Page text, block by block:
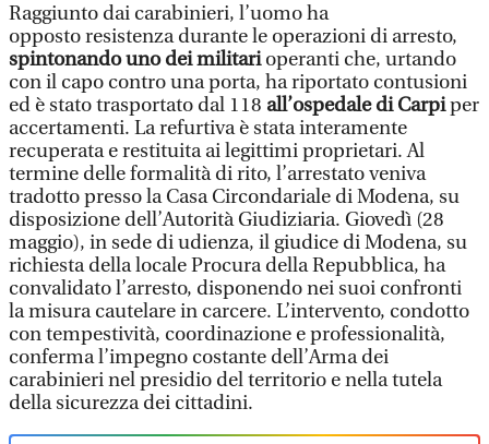
Raggiunto dai carabinieri, l’uomo ha
opposto resistenza durante le operazioni di arresto,
spintonando uno dei militarioperanti che, urtando
con il capo contro una porta, ha riportato contusioni
ed è stato trasportato dal 118 all’ospedale di Carpiper
accertamenti. La refurtiva è stata interamente
recuperata e restituita ai legittimi proprietari. Al
termine delle formalità di rito, l’arrestato veniva
tradotto presso la Casa Circondariale di Modena, su
disposizione dell’Autorità Giudiziaria. Giovedì (28
maggio), in sede di udienza, il giudice di Modena, su
richiesta della locale Procura della Repubblica, ha
convalidato l’arresto, disponendo nei suoi confronti
la misura cautelare in carcere. L’intervento, condotto
con tempestività, coordinazione e professionalità,
conferma l’impegno costante dell’Arma dei
carabinieri nel presidio del territorio e nella tutela
della sicurezza dei cittadini.